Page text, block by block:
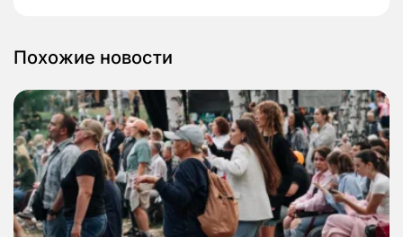
Похожие новости